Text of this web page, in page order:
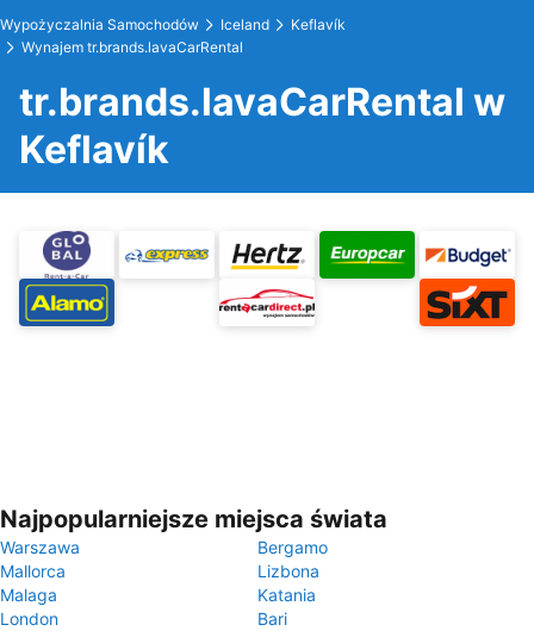
Wypożyczalnia Samochodów Iceland
Keflavík
Wynajem tr.brands.lavaCarRental
tr.brands.lavaCarRental w
Keflavík
Najpopularniejsze miejsca świata
Warszawa
Bergamo
Mallorca
Lizbona
Malaga
Katania
London
Bari